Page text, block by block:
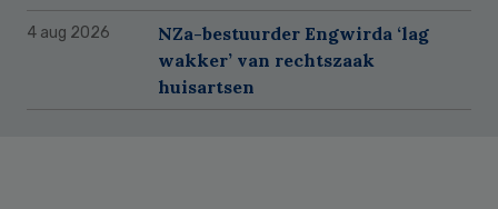
4 aug 2026
NZa-bestuurder Engwirda ‘lag
wakker’ van rechtszaak
huisartsen